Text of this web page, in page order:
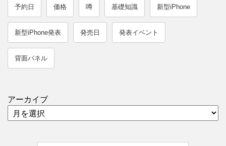
予約日 価格 噂 基礎知識 新型iPhone
新型iPhone発表 発売日 発表イベント
背面パネル
アーカイブ